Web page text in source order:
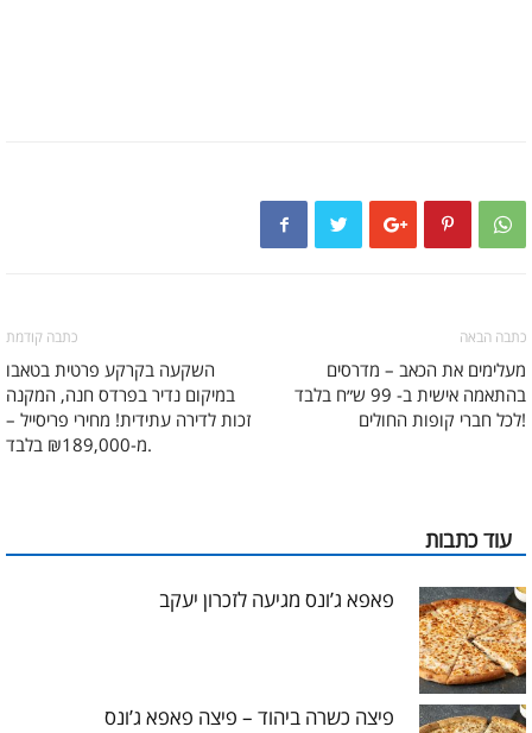
כתבה קודמת
השקעה בקרקע פרטית בטאבו
במיקום נדיר בפרדס חנה, המקנה
זכות לדירה עתידית! מחירי פריסייל –
מ-₪189,000 בלבד.
כתבה הבאה
מעלימים את הכאב – מדרסים
בהתאמה אישית ב- 99 ש״ח בלבד
לכל חברי קופות החולים!
עוד כתבות
פאפא ג’ונס מגיעה לזכרון יעקב
פיצה כשרה ביהוד – פיצה פאפא ג’ונס